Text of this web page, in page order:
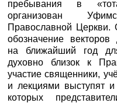
пребывания в
организован
Православной
обозначение
на ближайший год
духовно близок к
участие священники,
и лекциями выступят
которых